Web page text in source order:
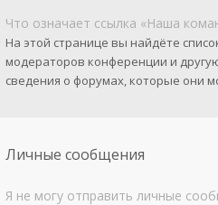
Что означает ссылка «Наша
На этой странице вы найдёте
модераторов конференции и
сведения о форумах, которые они
Личные сообщения
Я не могу отправить личные